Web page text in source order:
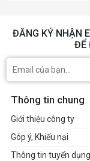
ĐĂNG KÝ NHẬN
ĐỂ
Thông tin chung
Giới thiệu công ty
Góp ý, Khiếu nại
Thông tin tuyển dụng